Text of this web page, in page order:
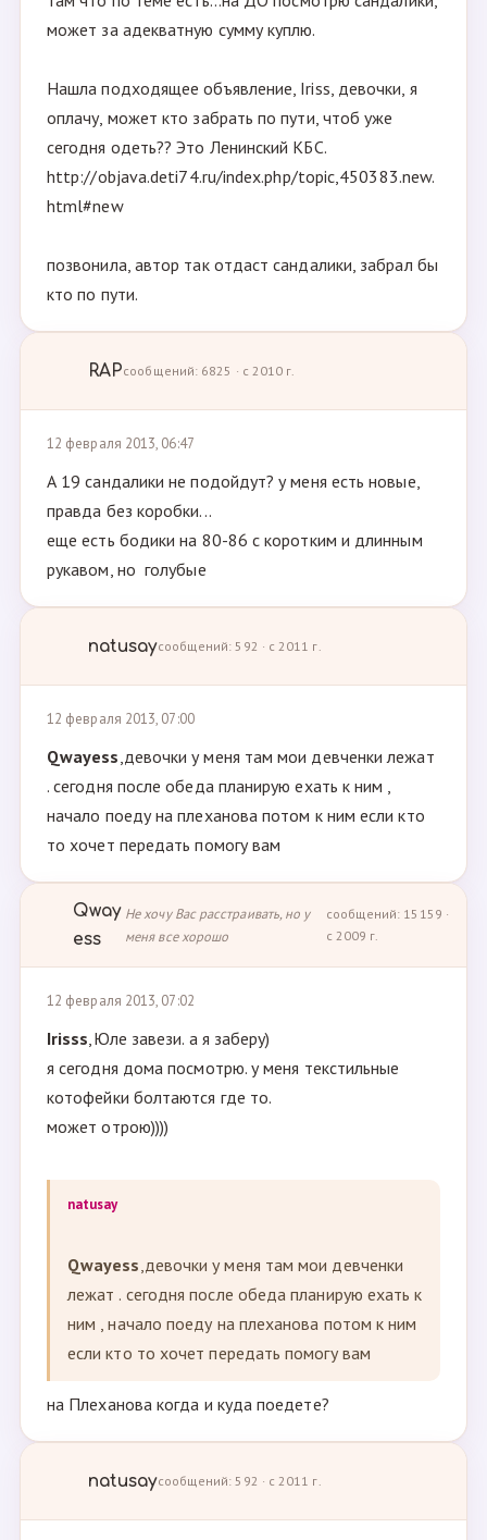
может за адекватную сумму куплю.
Нашла подходящее объявление, Iriss, девочки, я
оплачу, может кто забрать по пути, чтоб уже
сегодня одеть?? Это Ленинский КБС.
http://objava.deti74.ru/index.php/topic,450383.new.
html#new
позвонила, автор так отдаст сандалики, забрал бы
кто по пути.
RAPсообщений: 6825 · с 2010 г.
12 февраля 2013, 06:47
А 19 сандалики не подойдут? у меня есть новые,
правда без коробки...
еще есть бодики на 80-86 с коротким и длинным
рукавом, но голубые
natusayсообщений: 592 · с 2011 г.
12 февраля 2013, 07:00
Qwayess,девочки у меня там мои девченки лежат
. сегодня после обеда планирую ехать к ним ,
начало поеду на плеханова потом к ним если кто
то хочет передать помогу вам
Qway
ess
Не хочу Вас расстраивать, но у
меня все хорошо
сообщений: 15159 ·
с 2009 г.
12 февраля 2013, 07:02
Irisss,Юле завези. а я заберу)
я сегодня дома посмотрю. у меня текстильные
котофейки болтаются где то.
может отрою))))
natusay
Qwayess,девочки у меня там мои девченки
лежат . сегодня после обеда планирую ехать к
ним , начало поеду на плеханова потом к ним
если кто то хочет передать помогу вам
на Плеханова когда и куда поедете?
natusayсообщений: 592 · с 2011 г.